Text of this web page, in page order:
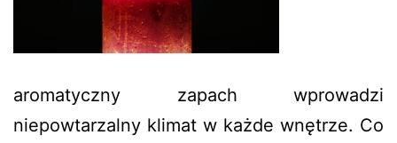
aromatyczny zapach wprowadzi
niepowtarzalny klimat w każde wnętrze. Co